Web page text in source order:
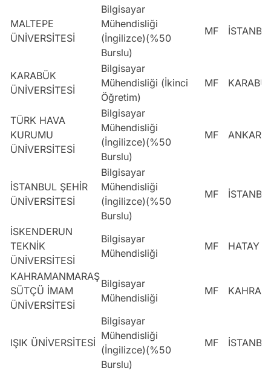
MALTEPE
ÜNİVERSİTESİ
Bilgisayar
Mühendisliği
(İngilizce)(%50
Burslu)
MF
KARABÜK
ÜNİVERSİTESİ
Bilgisayar
Mühendisliği (İkinci
Öğretim)
MF
TÜRK HAVA
KURUMU
ÜNİVERSİTESİ
Bilgisayar
Mühendisliği
(İngilizce)(%50
Burslu)
MF ANKARA
İSTANBUL ŞEHİR
ÜNİVERSİTESİ
Bilgisayar
Mühendisliği
(İngilizce)(%50
Burslu)
MF
İSKENDERUN
TEKNİK
ÜNİVERSİTESİ
Bilgisayar
Mühendisliği
MF HATAY
KAHRAMANMARAŞ
SÜTÇÜ İMAM
ÜNİVERSİTESİ
Bilgisayar
Mühendisliği
MF
IŞIK ÜNİVERSİTESİ
Bilgisayar
Mühendisliği
(İngilizce)(%50
Burslu)
MF